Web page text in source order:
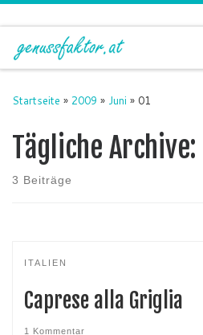
Zum Inhalt springen
Startseite » 2009 » Juni » 01
Tägliche Archive:
3 Beiträge
ITALIEN
Caprese alla Griglia
1 Kommentar